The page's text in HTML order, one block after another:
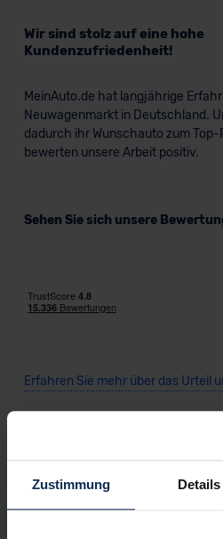
Zustimmung Details
Wir sind stolz auf eine hohe
Kundenzufriedenheit!
MeinAuto.de hat langjährige
Neuwagenmarkt in Deutschland.
dadurch ihr Wunschauto zum
bewerten unsere Arbeit positiv.
Sehen Sie sich unsere
Erfahren Sie mehr über das Urteil